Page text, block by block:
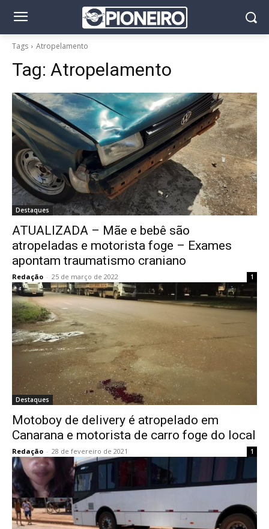
Tags Atropelamento
Tag: Atropelamento
Destaques
ATUALIZADA – Mãe e bebê são
atropeladas e motorista foge – Exames
apontam traumatismo craniano
Redação - 25 de março de 2022 1
Destaques
Motoboy de delivery é atropelado em
Canarana e motorista de carro foge do local
Redação - 28 de fevereiro de 2021 1